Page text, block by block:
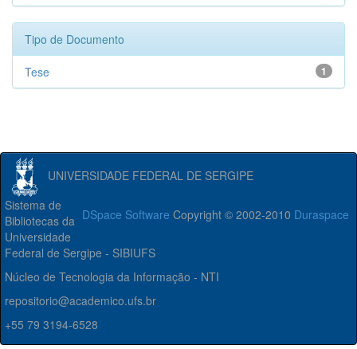
Tipo de Documento
1
Tese
UNIVERSIDADE FEDERAL DE SERGIPE
DSpace Software Copyright © 2002-2010 Duraspace
Sistema de
Bibliotecas da
Universidade
Federal de Sergipe - SIBIUFS
Núcleo de Tecnologia da Informação - NTI
repositorio@academico.ufs.br
+55 79 3194-6528